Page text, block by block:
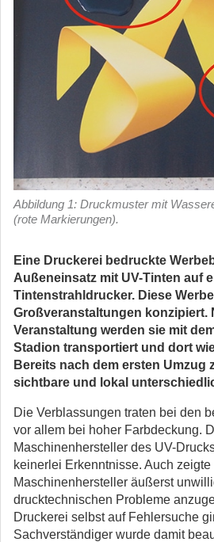
Abbildung 1: Druckmuster mit
(rote Markierungen).
Eine Druckerei bedruckte
Außeneinsatz mit UV-Tinten auf
Tintenstrahldrucker. Diese
Großveranstaltungen konzipiert.
Veranstaltung werden sie mit
Stadion transportiert und dort
Bereits nach dem ersten Umzug
sichtbare und lokal
Die Verblassungen traten bei den
vor allem bei hoher Farbdeckung.
Maschinenhersteller des UV-
keinerlei Erkenntnisse. Auch zeigte
Maschinenhersteller äußerst
drucktechnischen Probleme
Druckerei selbst auf Fehlersuche
Sachverständiger wurde damit